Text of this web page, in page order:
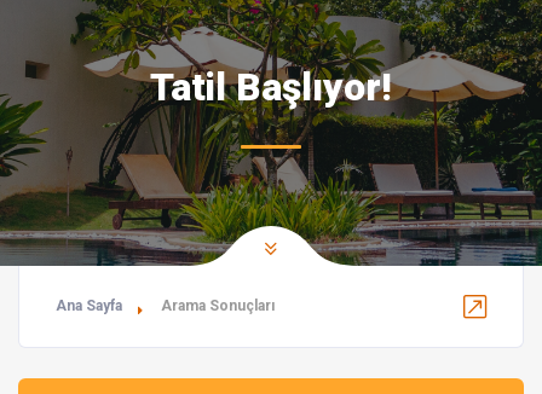
Tatil Başlıyor!
Ana Sayfa Arama Sonuçları